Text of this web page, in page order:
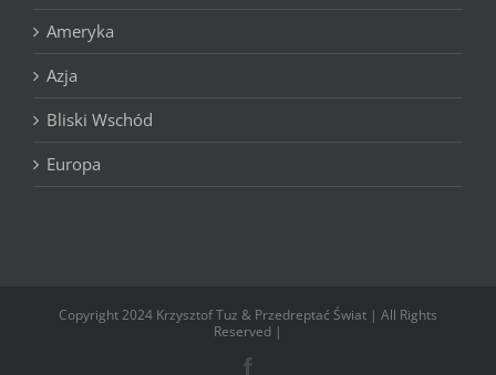
Ameryka
Azja
Bliski Wschód
Europa
Copyright 2024 Krzysztof Tuz & Przedreptać Świat | All Rights
Reserved |